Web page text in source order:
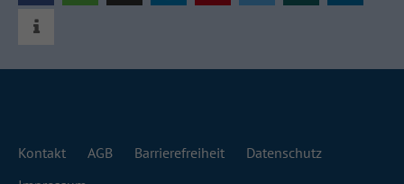
Kontakt AGB Barrierefreiheit
Datenschutz